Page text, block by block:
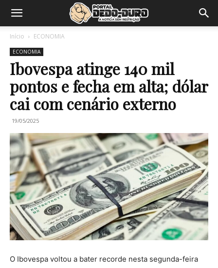
Início ECONOMIA
ECONOMIA
Ibovespa atinge 140 mil
pontos e fecha em alta; dólar
cai com cenário externo
19/05/2025
O Ibovespa voltou a bater recorde nesta segunda-feira